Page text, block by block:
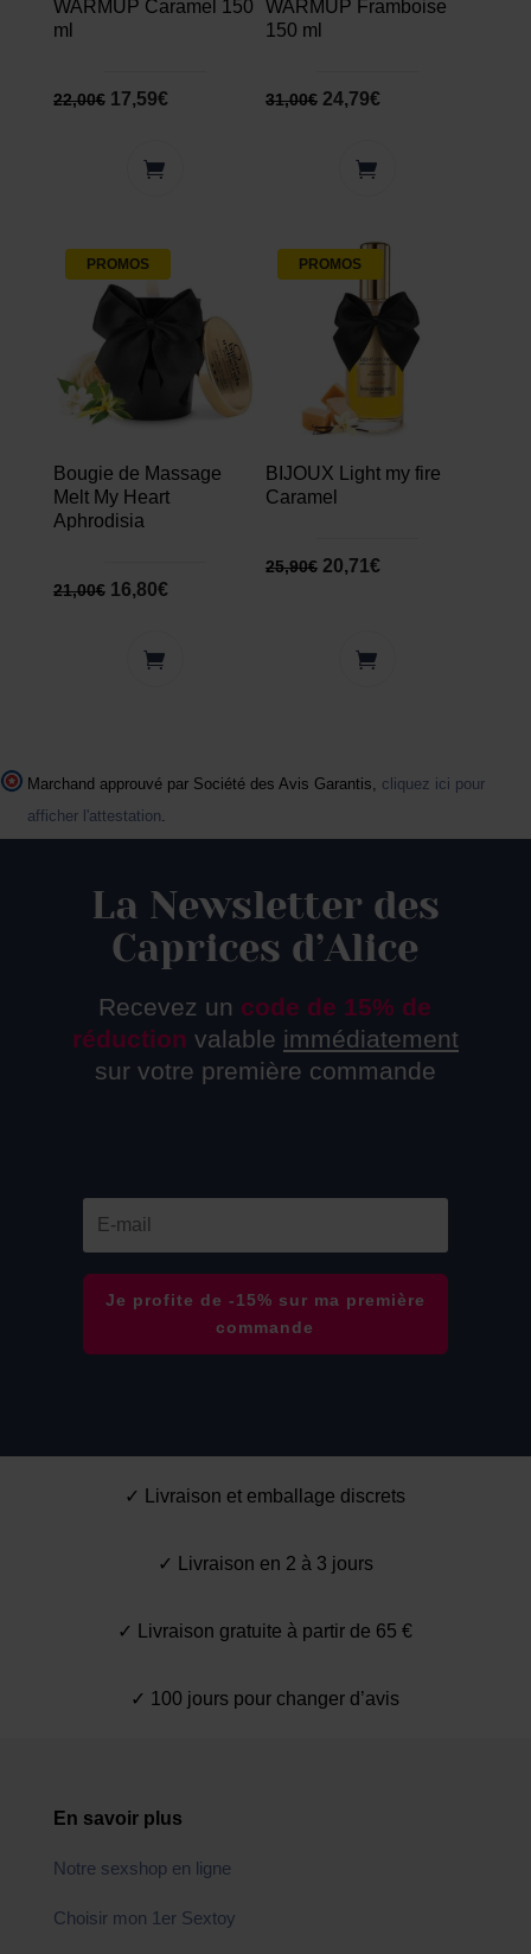
WARMUP Caramel 150
ml
22,00€ 17,59€
WARMUP Framboise
150 ml
31,00€ 24,79€
PROMOS
Bougie de Massage
Melt My Heart
Aphrodisia
21,00€ 16,80€
PROMOS
BIJOUX Light my fire
Caramel
25,90€ 20,71€
Marchand approuvé par Société des Avis Garantis, cliquez ici pour
afficher l'attestation.
La Newsletter des
Caprices d’Alice
Recevez un code de 15% de
réduction valable immédiatement
sur votre première commande
Je profite de -15% sur ma première
commande
✓ Livraison et emballage discrets
✓ Livraison en 2 à 3 jours
✓ Livraison gratuite à partir de 65 €
✓ 100 jours pour changer d’avis
En savoir plus
Notre sexshop en ligne
Choisir mon 1er Sextoy